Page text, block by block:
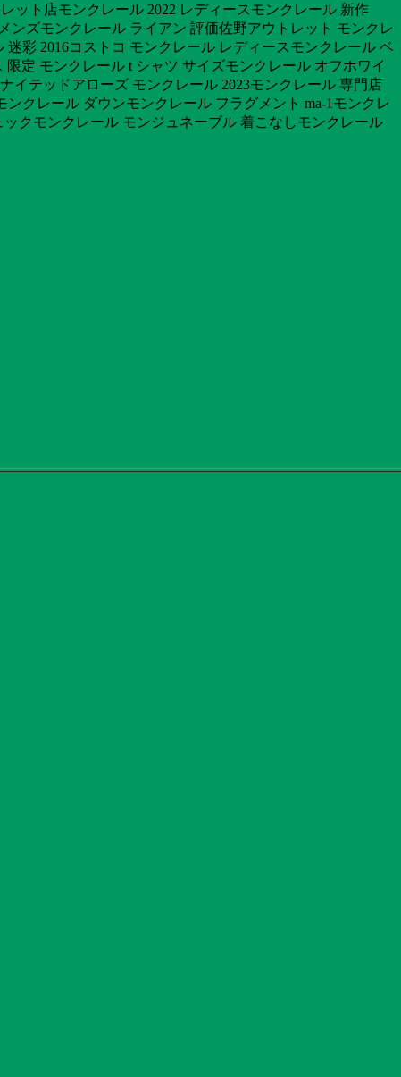
ット店モンクレール 2022 レディースモンクレール 新作
ンズモンクレール ライアン 評価佐野アウトレット モンクレ
彩 2016コストコ モンクレール レディースモンクレール ベ
定 モンクレール t シャツ サイズモンクレール オフホワイ
イテッドアローズ モンクレール 2023モンクレール 専門店
クレール ダウンモンクレール フラグメント ma-1モンクレ
クモンクレール モンジュネーブル 着こなしモンクレール